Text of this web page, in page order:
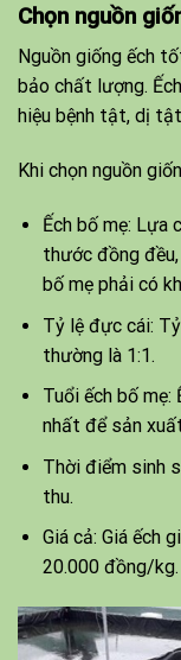
Chọn nguồn
Nguồn giống ếch
bảo chất lượng.
hiệu bệnh tật, dị
Khi chọn nguồn
Ếch bố mẹ: Lựa
thước đồng
bố mẹ phải có
Tỷ lệ đực cái:
thường là 1:1.
Tuổi ếch bố
nhất để sản
Thời điểm sinh
thu.
Giá cả: Giá ếch
20.000 đồng/kg.